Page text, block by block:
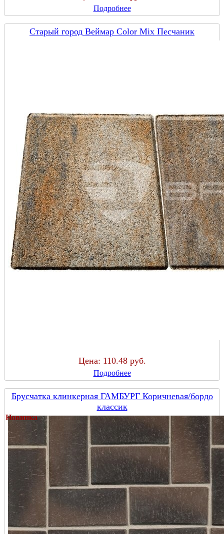
Подробнее
Старый город Веймар Color Mix Песчаник
Цена: 110.48 руб.
Подробнее
Брусчатка клинкерная ГАМБУРГ Коричневая/бордо
классик
Новинка